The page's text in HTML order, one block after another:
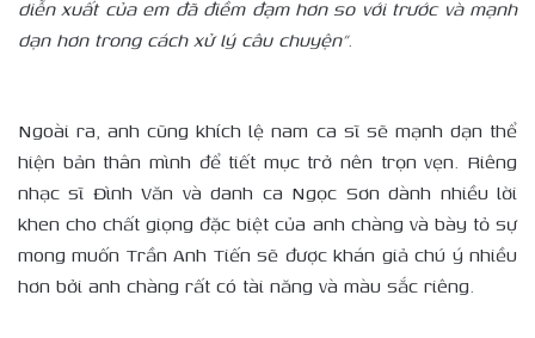
diễn xuất của em đã điềm đạm hơn so với trước và mạnh
dạn hơn trong cách xử lý câu chuyện”.
Ngoài ra, anh cũng khích lệ nam ca sĩ sẽ mạnh dạn thể
hiện bản thân mình để tiết mục trở nên trọn vẹn. Riêng
nhạc sĩ Đình Văn và danh ca Ngọc Sơn dành nhiều lời
khen cho chất giọng đặc biệt của anh chàng và bày tỏ sự
mong muốn Trần Anh Tiến sẽ được khán giả chú ý nhiều
hơn bởi anh chàng rất có tài năng và màu sắc riêng.